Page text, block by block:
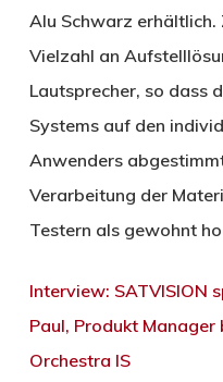
Alu Schwarz
Vielzahl an
Lautsprecher, so dass
Systems auf den
Anwenders
Verarbeitung der
Testern als gewohnt
Interview: SATVISION
Paul, Produkt
Orchestra IS